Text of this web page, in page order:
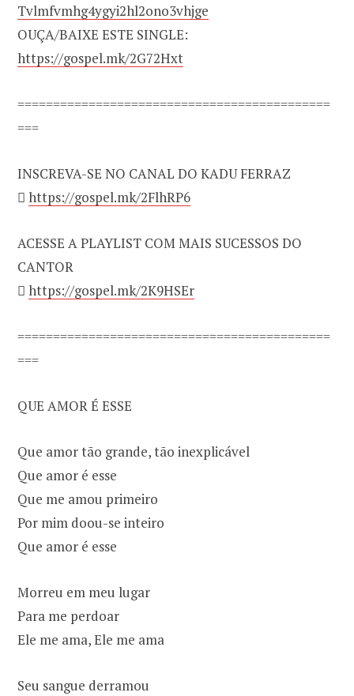
Tvlmfvmhg4ygyi2hl2ono3vhjge
OUÇA/BAIXE ESTE SINGLE:
https://gospel.mk/2G72Hxt
============================================
===
INSCREVA-SE NO CANAL DO KADU FERRAZ
 https://gospel.mk/2FlhRP6
ACESSE A PLAYLIST COM MAIS SUCESSOS DO
CANTOR
 https://gospel.mk/2K9HSEr
============================================
===
QUE AMOR É ESSE
Que amor tão grande, tão inexplicável
Que amor é esse
Que me amou primeiro
Por mim doou-se inteiro
Que amor é esse
Morreu em meu lugar
Para me perdoar
Ele me ama, Ele me ama
Seu sangue derramou